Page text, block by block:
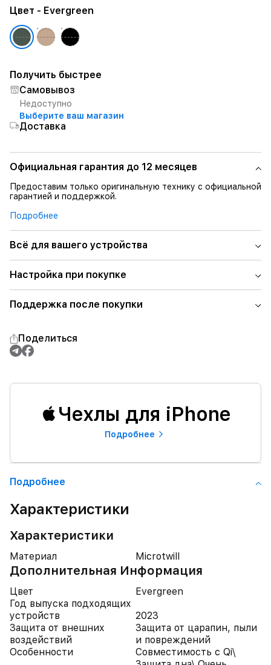
Цвет - Evergreen
Получить быстрее
Самовывоз
Недоступно
Выберите ваш магазин
Доставка
Официальная гарантия до 12 месяцев
Предоставим только оригинальную технику с официальной
гарантией и поддержкой.
Подробнее
Всё для вашего устройства
Настройка при покупке
Поддержка после покупки
Поделиться
Чехлы для iPhone
Подробнее
Подробнее
Характеристики
Характеристики
Материал Microtwill
Дополнительная Информация
Цвет
Evergreen
Год выпуска подходящих
устройств
2023
Защита от внешних
воздействий
Защита от царапин, пыли
и повреждений
Особенности
Совместимость с Qi\